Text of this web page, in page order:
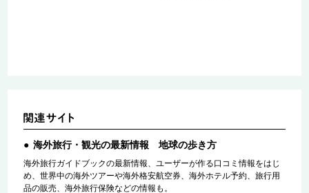
海外旅行・観光の最新情報 地球の歩き方
海外旅行ガイドブックの最新情報、ユーザーが作る口コミ情報をはじ
め、世界中の海外ツアーや海外格安航空券、海外ホテル予約、旅行用
品の販売、海外旅行保険などの情報も。